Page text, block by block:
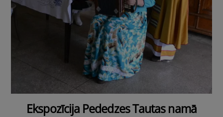
Ekspozīcija Pededzes Tautas namā